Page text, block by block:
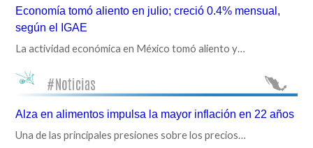
Economía tomó aliento en julio; creció 0.4% mensual,
según el IGAE
La actividad económica en México tomó aliento y…
Alza en alimentos impulsa la mayor inflación en 22 años
Una de las principales presiones sobre los precios…